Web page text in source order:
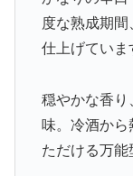
度な熟成期間
仕上げていま
穏やかな香り
味。冷酒か
ただける万能